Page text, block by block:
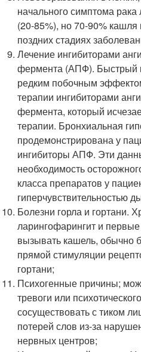
начального симптома рака
(20-85%), но 70-90% кашля
поздних стадиях
Лечение ингибиторами
фермента (АПФ). Быстрый
редким побочным
терапии ингибиторами
фермента, который
терапии. Бронхиальная
продемонстрирована у
ингибиторы АПФ. Эти
необходимость
класса препаратов у
гиперчувствительностью
Болезни горла и гортани.
ларингофарингит и первые
вызывать кашель, обычно
прямой стимуляции
гортани;
Психогенные причины;
тревоги или
сосуществовать с тиком
потерей слов из-за
нервных центров;